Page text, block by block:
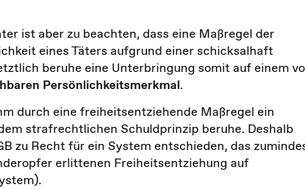
ist aber zu beachten, dass eine Maßregel der
eines Täters aufgrund einer schicksalhaft
beruhe eine Unterbringung somit auf einem
Persönlichkeitsmerkmal.
durch eine freiheitsentziehende Maßregel ein
strafrechtlichen Schuldprinzip beruhe. Deshalb
zu Recht für ein System entschieden, das
erlittenen Freiheitsentziehung auf